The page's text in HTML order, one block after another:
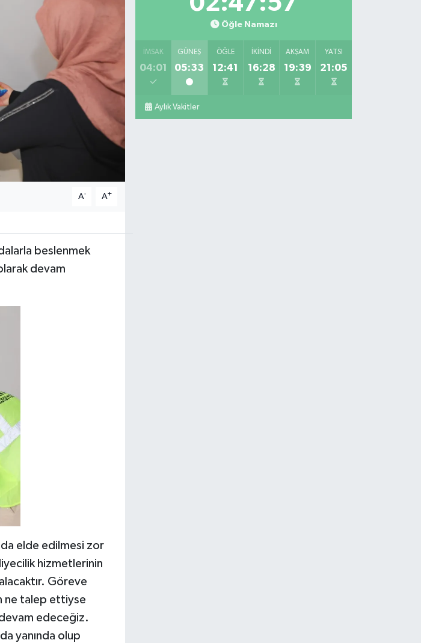
A- A+
beslenmek
devam
elde edilmesi zor
hizmetlerinin
Göreve
ne talep ettiyse
edeceğiz.
yanında olup
Öğle Namazı
İMSAK
04:01
GÜNEŞ
05:33
ÖĞLE
12:41
İKINDI
16:28
AKŞAM
19:39
YATSI
21:05
Aylık Vakitler